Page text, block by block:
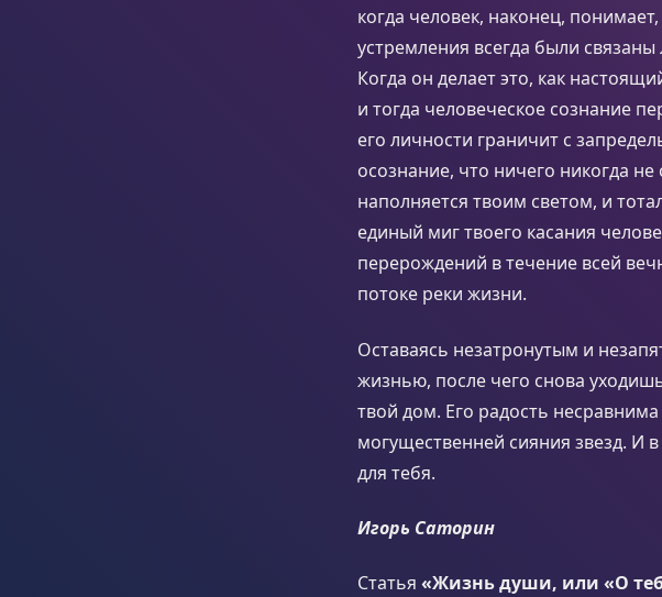
когда человек, наконец,
устремления всегда были
Когда он делает это, как
и тогда человеческое сознание
его личности граничит с
осознание, что ничего никогда
наполняется твоим светом, и
единый миг твоего касания
перерождений в течение всей
потоке реки жизни.
Оставаясь незатронутым и
жизнью, после чего снова
твой дом. Его радость
могущественней сияния звезд. И
для тебя.
Игорь Саторин
Статья «Жизнь души, или «О